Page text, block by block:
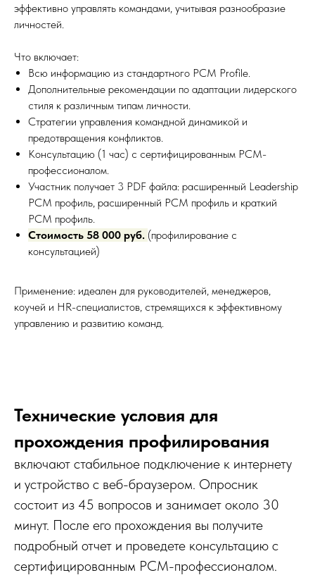
эффективно управлять командами, учитывая разнообразие
личностей.
Что включает:
Всю информацию из стандартного PCM Profile.
Дополнительные рекомендации по адаптации лидерского
стиля к различным типам личности.
Стратегии управления командной динамикой и
предотвращения конфликтов.
Консультацию (1 час) с сертифицированным PCM-
профессионалом.
Участник получает 3 PDF файла: расширенный Leadership
PCM профиль, расширенный PCM профиль и краткий
PCM профиль.
Стоимость 58 000 руб. (профилирование с
консультацией)
Применение: идеален для руководителей, менеджеров,
коучей и HR-специалистов, стремящихся к эффективному
управлению и развитию команд.
Технические условия для
прохождения профилирования
включают стабильное подключение к интернету
и устройство с веб-браузером. Опросник
состоит из 45 вопросов и занимает около 30
минут. После его прохождения вы получите
подробный отчет и проведете консультацию с
сертифицированным PCM-профессионалом.